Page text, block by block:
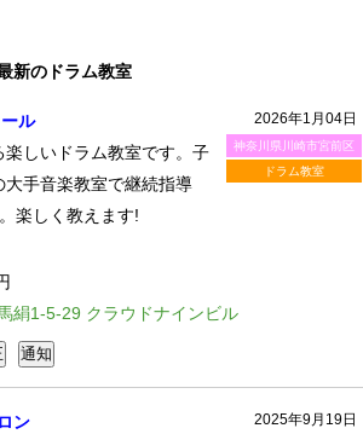
新のドラム教室
2026年1月04日
神奈川県川崎市宮前区
ドラム教室
ル
楽しいドラム教室です。子
大手音楽教室で継続指導
楽しく教えます!
絹1-5-29 クラウドナインビル
2025年9月19日
ン